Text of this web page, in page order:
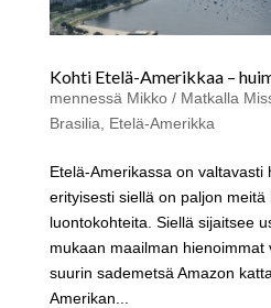
Kohti Etelä-Amerikkaa –
mennessä Mikko / Matkalla
Brasilia
Etelä-Amerikka
Etelä-Amerikassa on valtavasti
erityisesti siellä on paljon meitä
luontokohteita. Siellä sijaitsee
mukaan maailman hienoimmat
suurin sademetsä Amazon
Amerikan...